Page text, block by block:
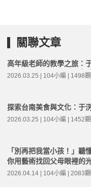
關聯文章
高年級老師的教學之旅：
2026.03.25 | 104小編 | 1498
探索台南美食與文化：于
2026.03.25 | 104小編 | 1452
「別再把我當小孩！」聽
你用藝術找回父母眼裡的
荳 | 高年級不打烊 x 用 AI
2026.04.14 | 104小編 | 2083